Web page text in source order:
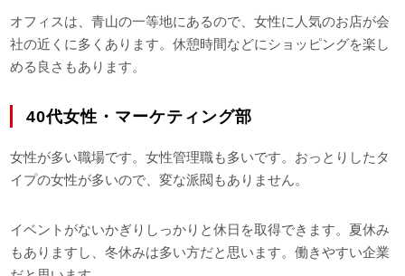
オフィスは、青山の一等地にあるので、女性に人気のお店が会
社の近くに多くあります。休憩時間などにショッピングを楽し
める良さもあります。
40代女性・マーケティング部
女性が多い職場です。女性管理職も多いです。おっとりしたタ
イプの女性が多いので、変な派閥もありません。
イベントがないかぎりしっかりと休日を取得できます。夏休み
もありますし、冬休みは多い方だと思います。働きやすい企業